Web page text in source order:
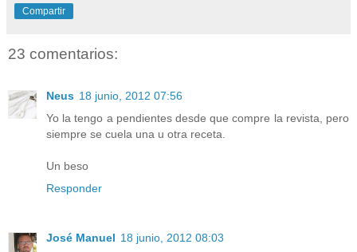
Compartir
23 comentarios:
Neus 18 junio, 2012 07:56
Yo la tengo a pendientes desde que compre la revista, pero
siempre se cuela una u otra receta.
Un beso
Responder
José Manuel 18 junio, 2012 08:03